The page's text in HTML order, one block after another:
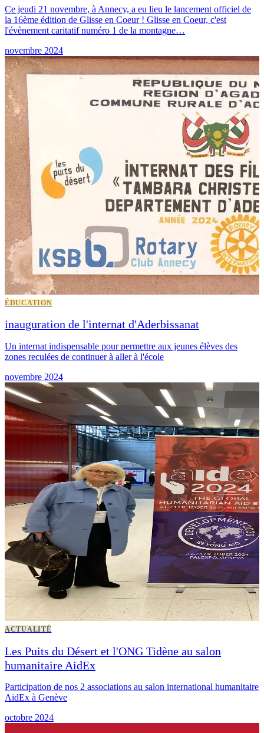
Ce jeudi 21 novembre, à Annecy, a eu lieu le lancement officiel de
la 16ème édition de Glisse en Coeur ! Glisse en Coeur, c'est
l'évènement caritatif numéro 1 de la montagne…
novembre 2024
ÉDUCATION
inauguration de l'internat d'Aderbissanat
Un internat indispensable pour permettre aux jeunes élèves des
zones reculées de continuer à aller à l'école
novembre 2024
ACTUALITÉ
Les Puits du Désert et l'ONG Tidène au salon
humanitaire AidEx
Participation de nos 2 associations au salon international humanitaire
AidEx à Genève
octobre 2024